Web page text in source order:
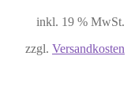
inkl. 19 % MwSt.
zzgl. Versandkosten